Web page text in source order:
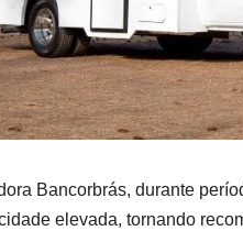
Bancorbrás, durante
elevada, tornando